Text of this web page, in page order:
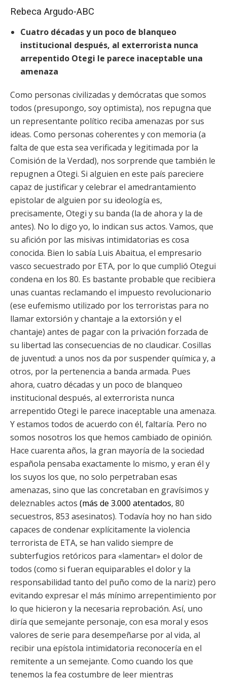
Rebeca Argudo-ABC
Cuatro décadas y un poco de blanqueo
institucional después, al exterrorista nunca
arrepentido Otegi le parece inaceptable una
amenaza
Como personas civilizadas y demócratas que somos
todos (presupongo, soy optimista), nos repugna que
un representante político reciba amenazas por sus
ideas. Como personas coherentes y con memoria (a
falta de que esta sea verificada y legitimada por la
Comisión de la Verdad), nos sorprende que también le
repugnen a Otegi. Si alguien en este país pareciere
capaz de justificar y celebrar el amedrantamiento
epistolar de alguien por su ideología es,
precisamente, Otegi y su banda (la de ahora y la de
antes). No lo digo yo, lo indican sus actos. Vamos, que
su afición por las misivas intimidatorias es cosa
conocida. Bien lo sabía Luis Abaitua, el empresario
vasco secuestrado por ETA, por lo que cumplió Otegui
condena en los 80. Es bastante probable que recibiera
unas cuantas reclamando el impuesto revolucionario
(ese eufemismo utilizado por los terroristas para no
llamar extorsión y chantaje a la extorsión y el
chantaje) antes de pagar con la privación forzada de
su libertad las consecuencias de no claudicar. Cosillas
de juventud: a unos nos da por suspender química y, a
otros, por la pertenencia a banda armada. Pues
ahora, cuatro décadas y un poco de blanqueo
institucional después, al exterrorista nunca
arrepentido Otegi le parece inaceptable una amenaza.
Y estamos todos de acuerdo con él, faltaría. Pero no
somos nosotros los que hemos cambiado de opinión.
Hace cuarenta años, la gran mayoría de la sociedad
española pensaba exactamente lo mismo, y eran él y
los suyos los que, no solo perpetraban esas
amenazas, sino que las concretaban en gravísimos y
deleznables actos (más de 3.000 atentados, 80
secuestros, 853 asesinatos). Todavía hoy no han sido
capaces de condenar explícitamente la violencia
terrorista de ETA, se han valido siempre de
subterfugios retóricos para «lamentar» el dolor de
todos (como si fueran equiparables el dolor y la
responsabilidad tanto del puño como de la nariz) pero
evitando expresar el más mínimo arrepentimiento por
lo que hicieron y la necesaria reprobación. Así, uno
diría que semejante personaje, con esa moral y esos
valores de serie para desempeñarse por al vida, al
recibir una epístola intimidatoria reconocería en el
remitente a un semejante. Como cuando los que
tenemos la fea costumbre de leer mientras